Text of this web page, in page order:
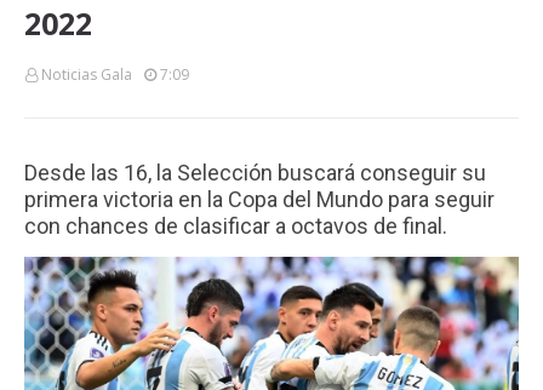
2022
Noticias Gala 7:09
Desde las 16, la Selección buscará conseguir su
primera victoria en la Copa del Mundo para seguir
con chances de clasificar a octavos de final.